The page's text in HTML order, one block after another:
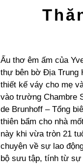
Ấu thơ êm ấm của
thự bên bờ Địa Trung
thiết kế váy cho mẹ
vào trường Chambre
de Brunhoff – Tổng
thiên bẩm cho nhà
này khi vừa tròn 21
chuyện về sự lao
bộ sưu tập, tính từ sự